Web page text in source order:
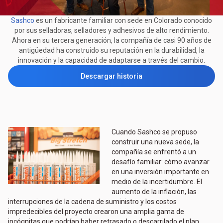
Sashco es un fabricante familiar con sede en Colorado conocido
por sus selladoras, selladores y adhesivos de alto rendimiento.
Ahora en su tercera generación, la compañía de casi 90 años de
antigüedad ha construido su reputación en la durabilidad, la
innovación y la capacidad de adaptarse a través del cambio.
Descargar historia
Cuando Sashco se propuso
construir una nueva sede, la
compañía se enfrentó a un
desafío familiar: cómo avanzar
en una inversión importante en
medio de la incertidumbre. El
aumento de la inflación, las
interrupciones de la cadena de suministro y los costos
impredecibles del proyecto crearon una amplia gama de